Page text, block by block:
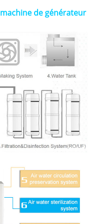
machine de générateur